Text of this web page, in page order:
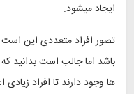
ایجاد میشود.
تصور افراد متعددی این
باشد اما جالب است بدانید
ها وجود دارند تا افراد زیادی